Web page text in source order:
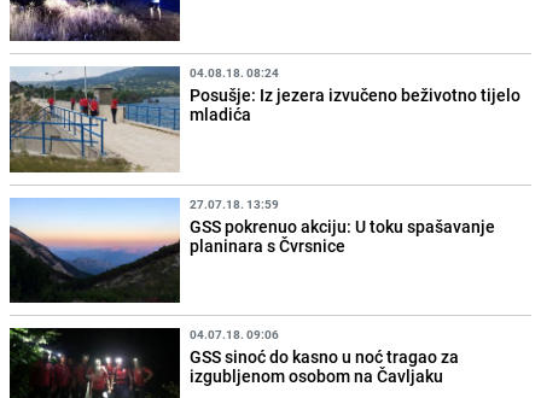
04.08.18. 08:24
Posušje: Iz jezera izvučeno beživotno tijelo
mladića
27.07.18. 13:59
GSS pokrenuo akciju: U toku spašavanje
planinara s Čvrsnice
04.07.18. 09:06
GSS sinoć do kasno u noć tragao za
izgubljenom osobom na Čavljaku